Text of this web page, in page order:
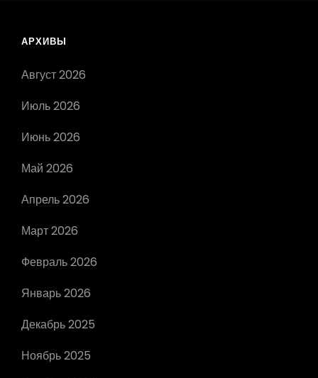
АРХИВЫ
Август 2026
Июль 2026
Июнь 2026
Май 2026
Апрель 2026
Март 2026
Февраль 2026
Январь 2026
Декабрь 2025
Ноябрь 2025